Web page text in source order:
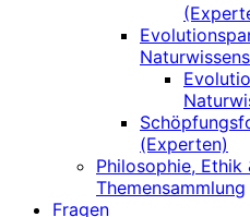
(Experten)
Philosophie, Ethik
Themensammlung
Fragen